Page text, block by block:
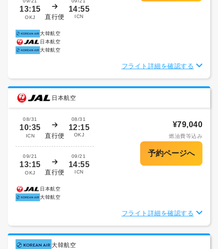
13:15
OKJ 直行便
14:55
ICN
大韓航空
日本航空
大韓航空
フライト詳細を確認する
日本航空
08/31
10:35
ICN 直行便
08/31
12:15
OKJ
09/21
13:15
OKJ 直行便
09/21
14:55
ICN
¥79,040
燃油費等込み
日本航空
大韓航空
フライト詳細を確認する
大韓航空